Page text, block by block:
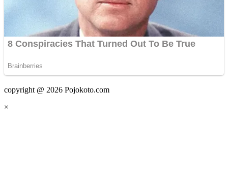
copyright @ 2026 Pojokoto.com
×